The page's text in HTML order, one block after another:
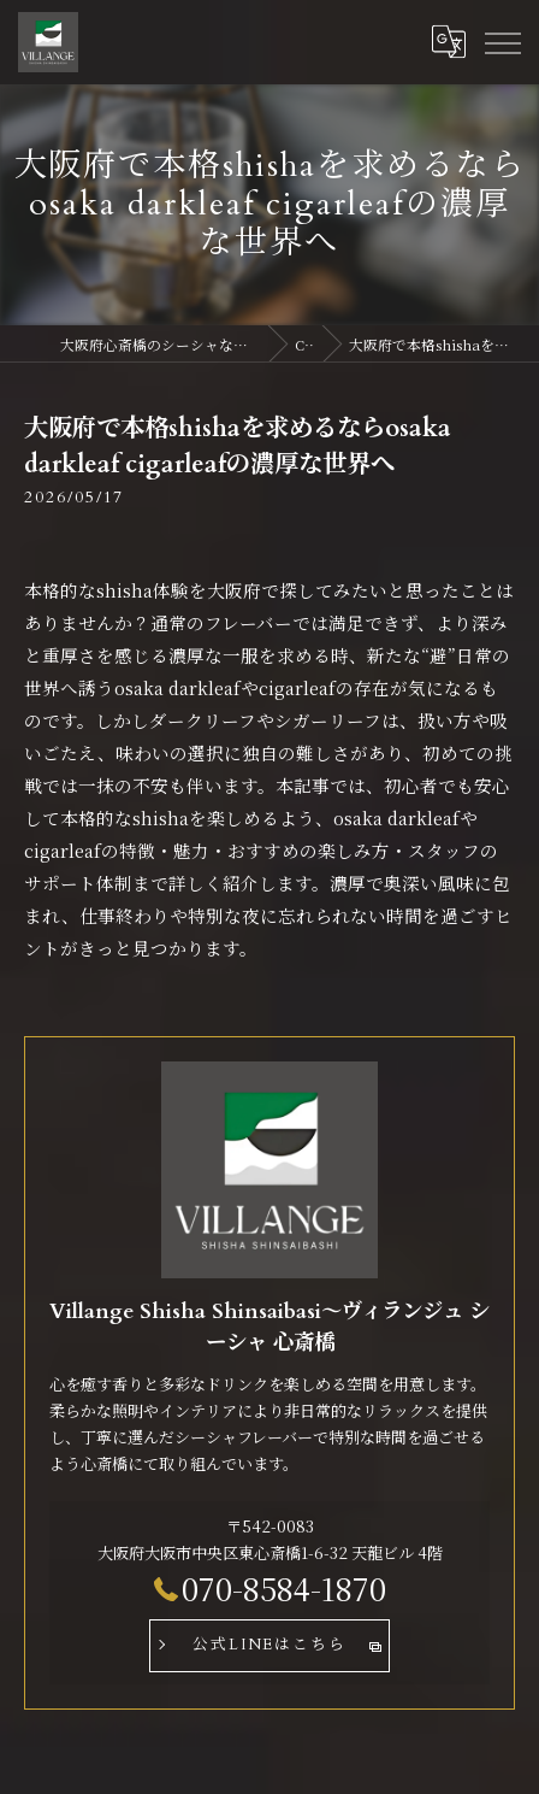
大阪府で本格shishaを求めるなら
osaka darkleaf cigarleafの濃厚
な世界へ
大阪府心斎橋のシーシャならVillange Shisha Shinsaibasi〜ヴィランジュ シーシャ 心斎橋 Column 大阪府で本格shishaを求めるならosaka darkleaf cigarleafの濃厚な世界へ
大阪府で本格shishaを求めるならosaka
darkleaf cigarleafの濃厚な世界へ
2026/05/17
本格的なshisha体験を大阪府で探してみたいと思ったことは
ありませんか？通常のフレーバーでは満足できず、より深み
と重厚さを感じる濃厚な一服を求める時、新たな“避”日常の
世界へ誘うosaka darkleafやcigarleafの存在が気になるも
のです。しかしダークリーフやシガーリーフは、扱い方や吸
いごたえ、味わいの選択に独自の難しさがあり、初めての挑
戦では一抹の不安も伴います。本記事では、初心者でも安心
して本格的なshishaを楽しめるよう、osaka darkleafや
cigarleafの特徴・魅力・おすすめの楽しみ方・スタッフの
サポート体制まで詳しく紹介します。濃厚で奥深い風味に包
まれ、仕事終わりや特別な夜に忘れられない時間を過ごすヒ
ントがきっと見つかります。
Villange Shisha Shinsaibasi〜ヴィランジュ シ
ーシャ 心斎橋
心を癒す香りと多彩なドリンクを楽しめる空間を用意します。
柔らかな照明やインテリアにより非日常的なリラックスを提供
し、丁寧に選んだシーシャフレーバーで特別な時間を過ごせる
よう心斎橋にて取り組んでいます。
〒542-0083
大阪府大阪市中央区東心斎橋1-6-32 天龍ビル 4階
070-8584-1870
公式LINEはこちら